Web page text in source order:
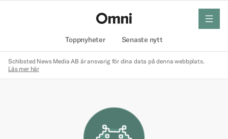
Toppnyheter Senaste nytt
meny
Schibsted News Media AB är ansvarig för dina data på denna webbplats.
Läs mer här